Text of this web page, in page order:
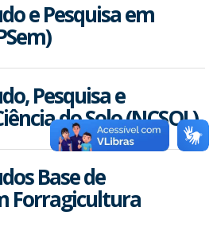
e Pesquisa em
Pesquisa e
do Solo (NCSOL)
Base de
Forragicultura